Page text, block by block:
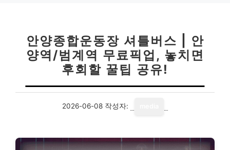
안양종합운동장 셔틀버스 | 안
양역/범계역 무료픽업, 놓치면
후회할 꿀팁 공유!
2026-06-08 작성자: